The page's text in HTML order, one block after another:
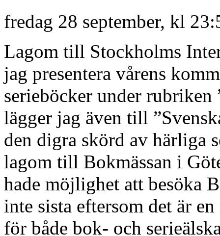
fredag 28 september, kl
Lagom till Stockholms
jag presentera vårens
serieböcker under rubriken
lägger jag även till
den digra skörd av härliga
lagom till Bokmässan i
hade möjlighet att besöka
inte sista eftersom det är
för både bok- och